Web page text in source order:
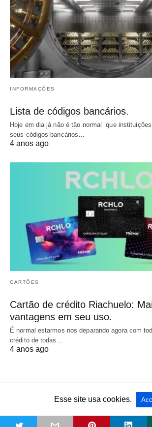
INFORMAÇÕES
Lista de códigos bancários.
Hoje em dia já não é tão normal que
seus códigos bancários…
4 anos ago
CARTÕES
Cartão de crédito Riachuelo:
vantagens em seu uso.
É normal estarmos nos deparando agora com
crédito de todas…
4 anos ago
All Rights Reserved View Non-AMP
Esse site usa cookies.